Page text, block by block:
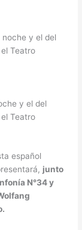
y el del
Teatro
español
junto
N°34 y